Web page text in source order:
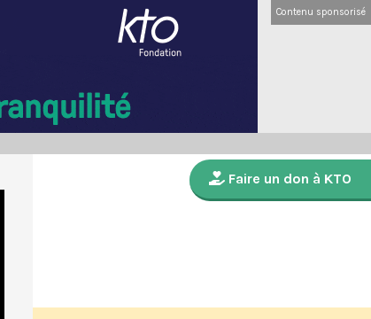
Contenu sponsorisé
Faire un don à KTO